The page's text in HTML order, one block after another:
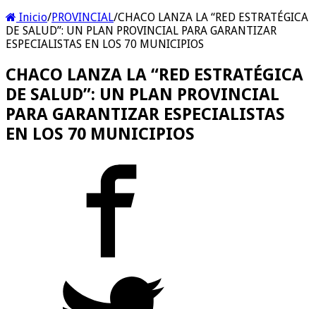
Inicio/PROVINCIAL/CHACO LANZA LA “RED ESTRATÉGICA
DE SALUD”: UN PLAN PROVINCIAL PARA GARANTIZAR
ESPECIALISTAS EN LOS 70 MUNICIPIOS
CHACO LANZA LA “RED ESTRATÉGICA
DE SALUD”: UN PLAN PROVINCIAL
PARA GARANTIZAR ESPECIALISTAS
EN LOS 70 MUNICIPIOS